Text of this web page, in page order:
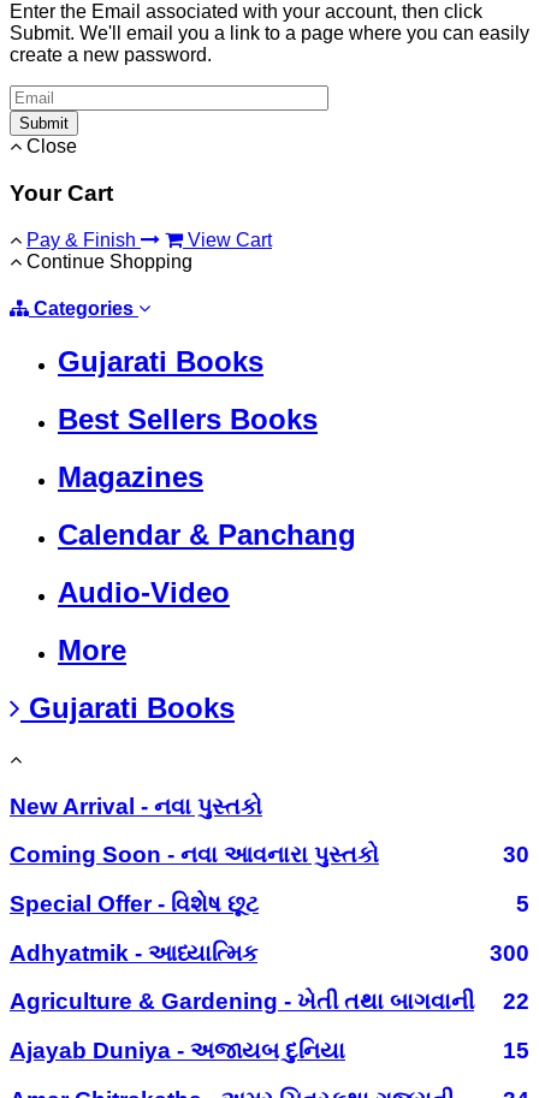
Enter the Email associated with your account, then click
Submit. We'll email you a link to a page where you can easily
create a new password.
Submit
Close
Your Cart
Pay & Finish
View Cart
Continue Shopping
Categories
Gujarati Books
Best Sellers Books
Magazines
Calendar & Panchang
Audio-Video
More
Gujarati Books
New Arrival - નવા પુસ્તકો
Coming Soon - નવા આવનારા પુસ્તકો
30
Special Offer - વિશેષ છૂટ
5
Adhyatmik - આધ્યાત્મિક
300
Agriculture & Gardening - ખેતી તથા બાગવાની
22
Ajayab Duniya - અજાયબ દુનિયા
15